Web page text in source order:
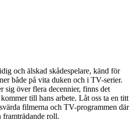
och älskad skådespelare, känd för
både på vita duken och i TV-serier.
sig över flera decennier, finns det
till hans arbete. Låt oss ta en titt
filmerna och TV-programmen där
framträdande roll.